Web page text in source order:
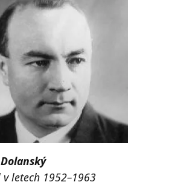
letech 1952–1963